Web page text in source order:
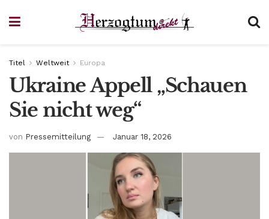
Titel Weltweit Europa
Ukraine Appell „Schauen
Sie nicht weg“
von Pressemitteilung Januar 18, 2026